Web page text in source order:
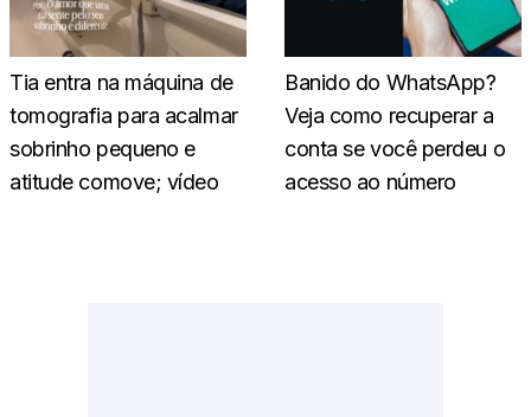
Tia entra na máquina de
tomografia para acalmar
sobrinho pequeno e
atitude comove; vídeo
Banido do WhatsApp?
Veja como recuperar a
conta se você perdeu o
acesso ao número